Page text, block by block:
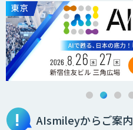
AIsmileyからご案内